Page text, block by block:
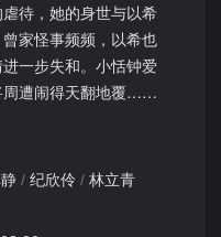
待，她的身世与以希
家怪事频频，以希也
一步失和。小恬钟爱
周遭闹得天翻地覆……
/ 纪欣伶 / 林立青